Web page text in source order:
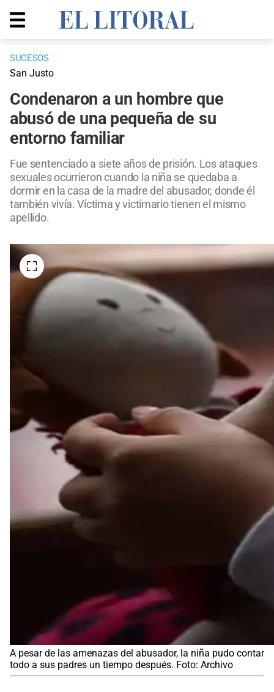
SUCESOS
San Justo
Condenaron a un hombre que
abusó de una pequeña de su
entorno familiar
Fue sentenciado a siete años de prisión. Los ataques
sexuales ocurrieron cuando la niña se quedaba a
dormir en la casa de la madre del abusador, donde él
también vivía. Víctima y victimario tienen el mismo
apellido.
A pesar de las amenazas del abusador, la niña pudo contar
todo a sus padres un tiempo después. Foto: Archivo